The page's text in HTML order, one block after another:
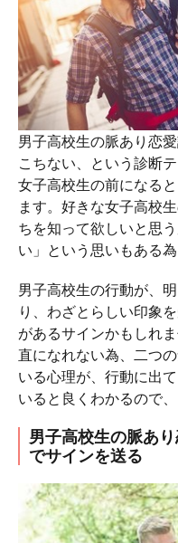
男子高校生の脈あり恋
こちない、という診断
女子高校生の前になる
ます。好きな女子高校
ちを知って欲しいと思
い」という思いもある
男子高校生の行動が、
り、わざとらしい印象
があるサインかもしれ
直になれない為、二つ
いる心理が、行動に出
いると良くわかるので
男子高校生の脈あ
でサインを送る